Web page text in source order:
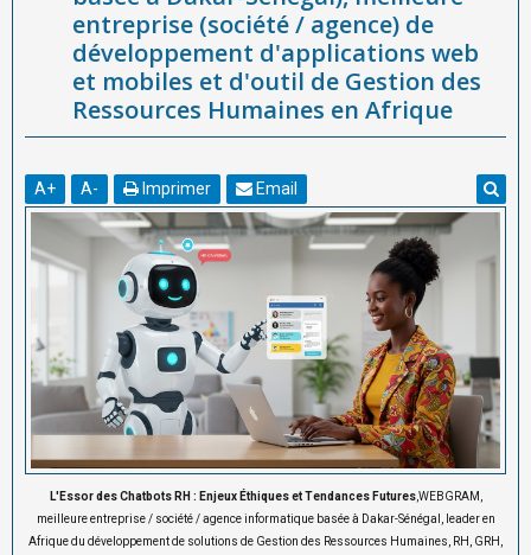
Ressources Humaines en Afrique
entreprise (société / agence) de
développement d'applications web
et mobiles et d'outil de Gestion des
Ressources Humaines en Afrique
A+ A- Imprimer Email
L'Essor des Chatbots RH : Enjeux Éthiques et Tendances Futures,WEBGRAM,
meilleure entreprise / société / agence informatique basée à Dakar-Sénégal, leader en
Afrique du développement de solutions de Gestion des Ressources Humaines, RH, GRH,